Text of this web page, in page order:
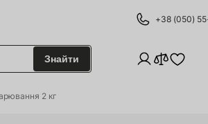
+38 (050)
Знайти
2 кг